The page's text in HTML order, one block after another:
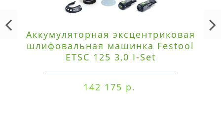
Аккумуляторная эксцентриковая
шлифовальная машинка Festool
ETSC 125 3,0 I-Set
142 175 р.